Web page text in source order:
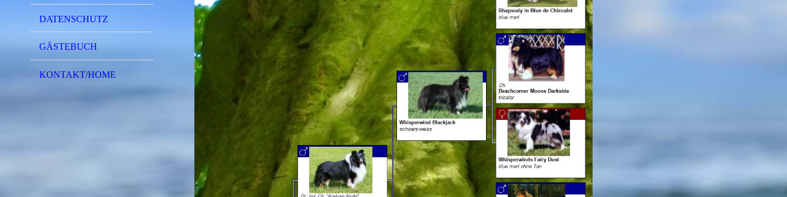
DATENSCHUTZ
GÄSTEBUCH
KONTAKT/HOME